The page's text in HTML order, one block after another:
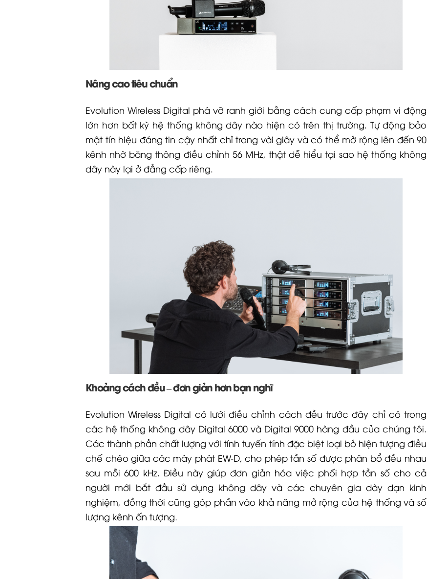
Nâng cao tiêu chuẩn
Evolution Wireless Digital phá vỡ ranh giới bằng cách cung cấp phạm vi động
lớn hơn bất kỳ hệ thống không dây nào hiện có trên thị trường. Tự động bảo
mật tín hiệu đáng tin cậy nhất chỉ trong vài giây và có thể mở rộng lên đến 90
kênh nhờ băng thông điều chỉnh 56 MHz, thật dễ hiểu tại sao hệ thống không
dây này lại ở đẳng cấp riêng.
Khoảng cách đều – đơn giản hơn bạn nghĩ
Evolution Wireless Digital có lưới điều chỉnh cách đều trước đây chỉ có trong
các hệ thống không dây Digital 6000và Digital 9000 hàng đầu của chúng tôi.
Các thành phần chất lượng với tính tuyến tính đặc biệt loại bỏ hiện tượng điều
chế chéo giữa các máy phát EW-D, cho phép tần số được phân bổ đều nhau
sau mỗi 600 kHz. Điều này giúp đơn giản hóa việc phối hợp tần số cho cả
người mới bắt đầu sử dụng không dây và các chuyên gia dày dạn kinh
nghiệm, đồng thời cũng góp phần vào khả năng mở rộng của hệ thống và số
lượng kênh ấn tượng.